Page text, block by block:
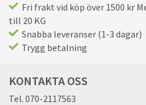
Fri frakt vid köp över 1500 kr
till 20 KG
Snabba leveranser (1-3 dagar)
Trygg betalning
KONTAKTA OSS
Tel. 070-2117563